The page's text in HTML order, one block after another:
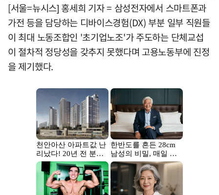
[서울=뉴시스] 홍세희 기자 = 삼성전자에서 스마트폰과
가전 등을 담당하는 디바이스경험(DX) 부분 일부 직원들
이 최대 노동조합인 '초기업노조'가 주도하는 단체교섭
이 절차적 정당성을 갖추지 못했다며 고용노동부에 진정
을 제기했다.